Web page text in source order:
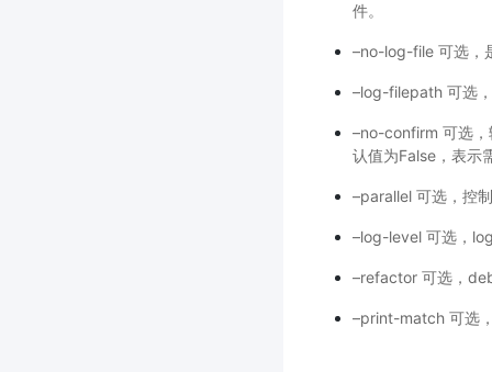
件。
–no-log-file 可选，
–log-filepath 可选
–no-confirm 可选，
认值为False，表示
–parallel 可选，控
–log-level 可选，log
–refactor 可选，
–print-match 可选